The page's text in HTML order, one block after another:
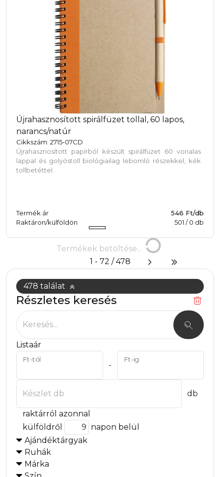
478 találat
Részletes keresés
Keresés...
Listaár
Ft-tól
-
Ft-ig
Készlet db db
raktárról azonnal
külföldről
napon belül
Ajándéktárgyak
Ruhák
Márka
478 találat. Mutasd!
Újrahasznosított spirálfüzet tollal, 60 lapos,
narancs/natúr
Cikkszám: 2715-07CD
Újrahasznosított papírból készült spirálfüzet 60 vonalas
lappal és golyóstoll biológiailag lebomló részekkel, kék
tollbetéttel.
Termék ár
546 Ft/db
Raktáron/külföldön
501 /0 db
Termékek betöltése...
1 - 72 / 478